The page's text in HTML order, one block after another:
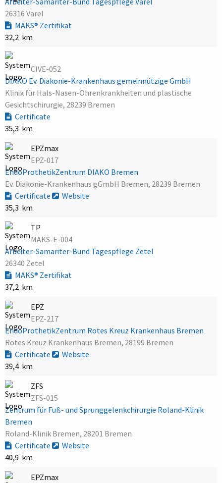
26316 Varel
MAKS® Zertifikat
32,2 km
CIVE-052
DIAKO Ev. Diakonie-Krankenhaus gemeinnützige GmbH
Klinik für Hals-Nasen-Ohrenkrankheiten und plastische
Gesichtschirurgie, 28239 Bremen
Certificate
35,3 km
EPZmax
EPZ-017
EndoProthetikZentrum DIAKO Bremen
Ev. Diakonie-Krankenhaus gGmbH Bremen, 28239 Bremen
Certificate
Website
35,3 km
TP
MAKS-E-004
Arbeiter-Samariter-Bund Tagespflege Zetel
26340 Zetel
MAKS® Zertifikat
37,2 km
EPZ
EPZ-217
EndoProthetikZentrum Rotes Kreuz Krankenhaus Bremen
Rotes Kreuz Krankenhaus Bremen, 28199 Bremen
Certificate
Website
39,4 km
ZFS
ZFS-015
Zentrum für Fuß- und Sprunggelenkchirurgie Roland-Klinik
Bremen
Roland-Klinik Bremen, 28201 Bremen
Certificate
Website
40,9 km
EPZmax